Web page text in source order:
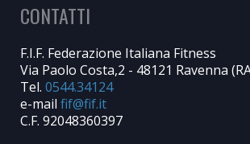
CONTATTI
F.I.F. Federazione Italiana Fitness
Via Paolo Costa,2 - 48121 Ravenna
Tel. 0544.34124
e-mail
C.F. 92048360397